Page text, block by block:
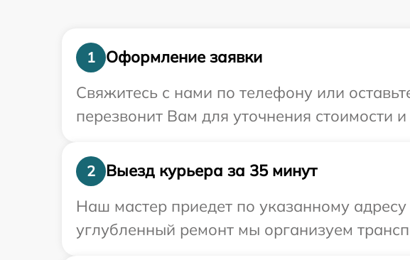
1
Оформление заявки
Свяжитесь с нами по телефону или
перезвонит Вам для уточнения стоимости
2
Выезд курьера за 35 минут
Наш мастер приедет по указанному
углубленный ремонт мы организуем